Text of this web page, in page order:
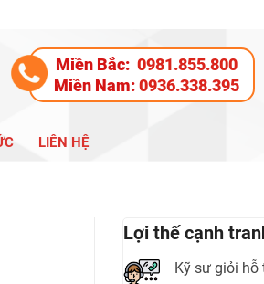
Miền Bắc: 0981.855.800
Miền Nam:0936.338.395
LIÊN HỆ
Lợi thế cạnh
Kỹ sư giỏi hỗ